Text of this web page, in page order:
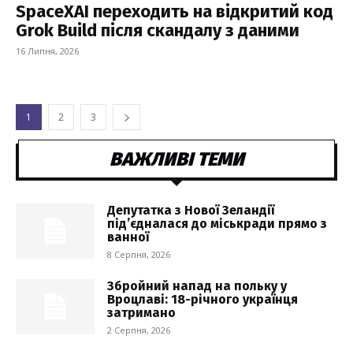
SpaceXAI переходить на відкритий код
Grok Build після скандалу з даними
16 Липня, 2026
1 2 3
ВАЖЛИВІ ТЕМИ
Депутатка з Нової Зеландії
під’єдналася до міськради прямо з
ванної
8 Серпня, 2026
Збройний напад на польку у
Вроцлаві: 18-річного українця
затримано
2 Серпня, 2026